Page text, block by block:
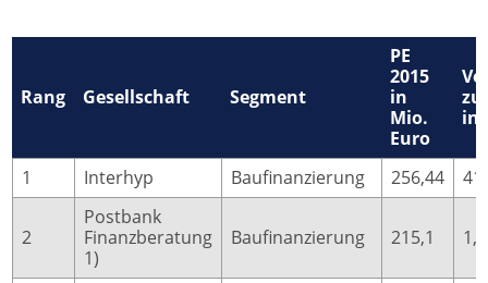
Rang Gesellschaft Segment
PE
2015
in
Mio.
Euro
zu
in
1 Interhyp Baufinanzierung 256,44
2
Postbank
Finanzberatung
1)
Baufinanzierung 215,1